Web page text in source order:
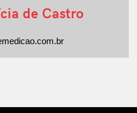
de Castro